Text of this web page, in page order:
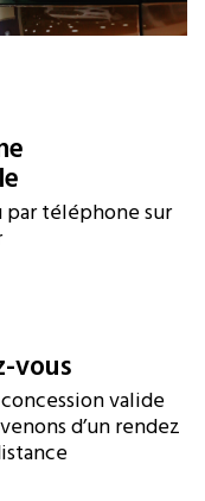
par téléphone sur
vous
valide
d’un rendez